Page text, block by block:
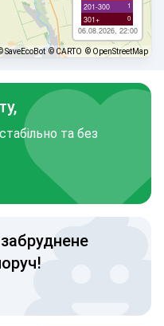
201-300 1
301+ 0
06.08.2026, 22:00
SaveEcoBot © CARTO © OpenStreetMap
та без